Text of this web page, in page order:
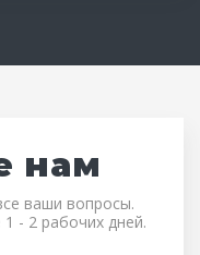
нам
ваши вопросы.
- 2 рабочих дней.